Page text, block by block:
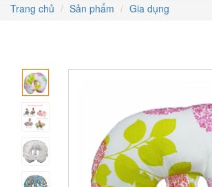
Trang chủ Sản phẩm Gia dụng